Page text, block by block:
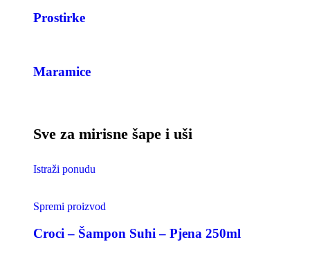
Prostirke
Maramice
Sve za mirisne šape i uši
Istraži ponudu
Spremi proizvod
Croci – Šampon Suhi – Pjena 250ml